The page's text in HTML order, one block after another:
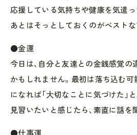
応援している気持ちや健康を気遣っ
あとはそっとしておくのがベストな
●金運
今日は、自分と友達との金銭感覚の
かもしれません。最初は落ち込む可
になれば「大切なことに気づけた」
見習いたいと感じたら、素直に話を
●仕事運